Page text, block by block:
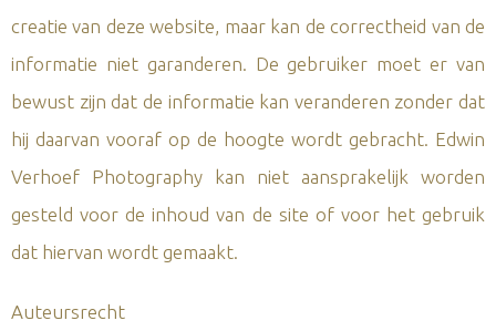
creatie van deze website, maar kan de correctheid van de
informatie niet garanderen. De gebruiker moet er van
bewust zijn dat de informatie kan veranderen zonder dat
hij daarvan vooraf op de hoogte wordt gebracht. Edwin
Verhoef Photography kan niet aansprakelijk worden
gesteld voor de inhoud van de site of voor het gebruik
dat hiervan wordt gemaakt.
Auteursrecht